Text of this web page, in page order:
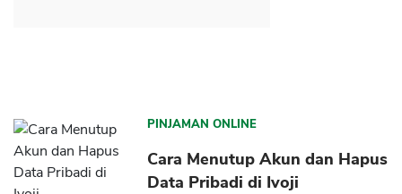
PINJAMAN ONLINE
Cara Menutup Akun dan Hapus
Data Pribadi di Ivoji